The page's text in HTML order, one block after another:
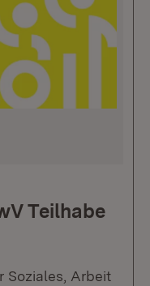
Teilhabe
Soziales, Arbeit